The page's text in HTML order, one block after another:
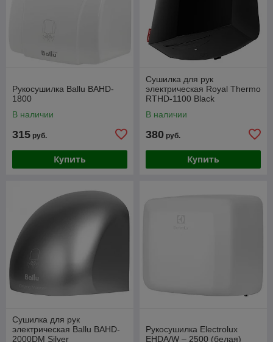
Рукосушилка Ballu BAHD-
1800
В наличии
315 руб.
Купить
Сушилка для рук
электрическая Royal Thermo
RTHD-1100 Black
В наличии
380 руб.
Купить
Сушилка для рук
электрическая Ballu BAHD-
2000DM Silver
Рукосушилка Electrolux
EHDA/W – 2500 (белая)